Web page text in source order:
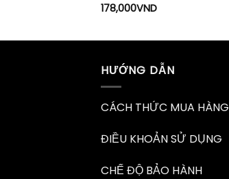
Được xếp
178,000VND
HƯỚNG DẪN
CÁCH THỨC MUA HÀNG
ĐIỀU KHOẢN SỬ DỤNG
CHẾ ĐỘ BẢO HÀNH